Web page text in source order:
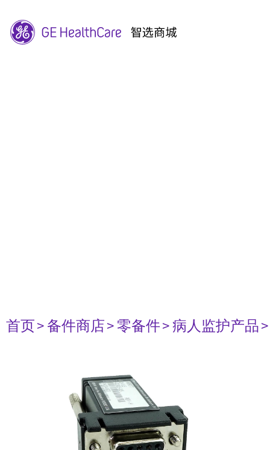
首页> 备件商店> 零备件> 病人监护产品